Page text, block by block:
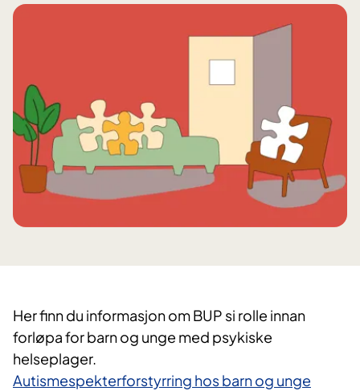
Her finn du informasjon om BUP si rolle innan
forløpa for barn og unge med psykiske
helseplager.
Autismespekterforstyrring hos barn og unge